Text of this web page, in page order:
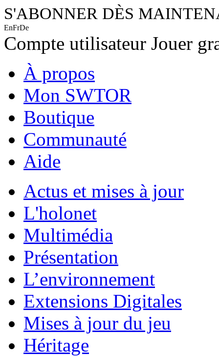
S'ABONNER DÈS
EnFrDe
Compte utilisateur Jouer
À propos
Mon SWTOR
Boutique
Communauté
Aide
Actus et mises à jour
L'holonet
Multimédia
Présentation
L’environnement
Extensions Digitales
Mises à jour du jeu
Héritage